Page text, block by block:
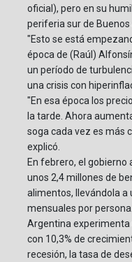
oficial), pero en su
periferia sur de
"Esto se está
época de (Raúl)
un período de
una crisis con
"En esa época los
la tarde. Ahora
soga cada vez es más
explicó.
En febrero, el gobierno
unos 2,4 millones de
alimentos, llevándola a
mensuales por persona.
Argentina experimenta
con 10,3% de
recesión, la tasa de